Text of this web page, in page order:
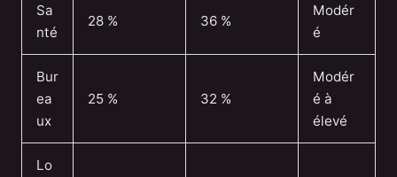
Sa
nté
28 % 36 %
Modér
é
Bur
ea
ux
25 % 32 %
Modér
é à
élevé
Lo